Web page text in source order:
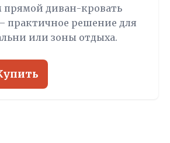
прямой диван-кровать
практичное решение для
или зоны отдыха.